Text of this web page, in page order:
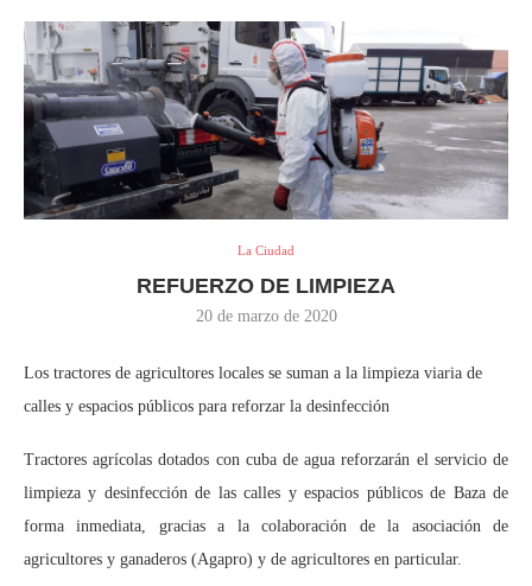
La Ciudad
REFUERZO DE LIMPIEZA
20 de marzo de 2020
Los tractores de agricultores locales se suman a la limpieza viaria de
calles y espacios públicos para reforzar la desinfección
Tractores agrícolas dotados con cuba de agua reforzarán el servicio de
limpieza y desinfección de las calles y espacios públicos de Baza de
forma inmediata, gracias a la colaboración de la asociación de
agricultores y ganaderos (Agapro) y de agricultores en particular.